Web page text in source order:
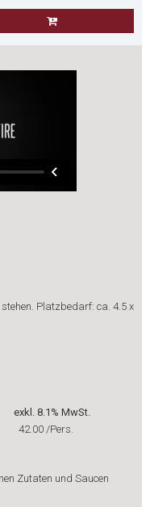
Platzbedarf: ca. 4.5 x
exkl. 8.1% MwSt.
42.00 /Pers.
Zutaten und Saucen